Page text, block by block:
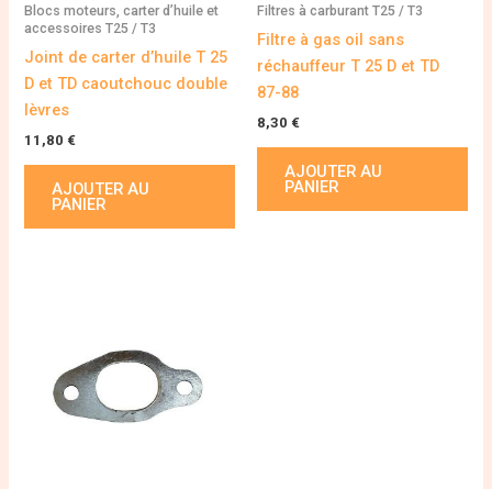
Blocs moteurs, carter d’huile et
accessoires T25 / T3
Joint de carter d’huile T 25
D et TD caoutchouc double
lèvres
11,80 €
AJOUTER AU
PANIER
Filtres à carburant T25 / T3
Filtre à gas oil sans
réchauffeur T 25 D et TD
87-88
8,30 €
AJOUTER AU
PANIER